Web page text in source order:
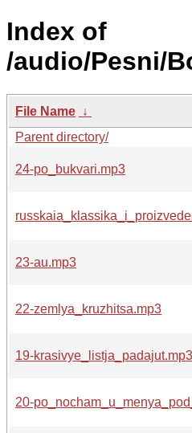
Index of
/audio/Pesni/
File Name ↓
Parent directory/
24-po_bukvari.mp3
23-au.mp3
22-zemlya_kruzhitsa.mp3
19-krasivye_listja_padajut.mp3
20-